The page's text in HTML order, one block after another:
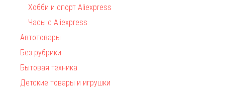
Хобби и спорт Aliexpress
Часы с Aliexpress
Автотовары
Без рубрики
Бытовая техника
Детские товары и игрушки